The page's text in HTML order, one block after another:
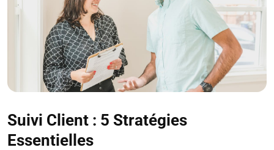
Suivi Client : 5 Stratégies
Essentielles